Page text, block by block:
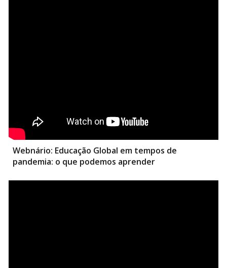
Webnário: Educação Global em tempos de
pandemia: o que podemos aprender